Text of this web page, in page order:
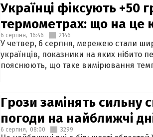
Українці фіксують +50
термометрах: що на це
6 серпня, 16:46 2146
У четвер, 6 серпня, мережею стали
українців, показники на яких нібито
пояснюють, що таке вимірювання
Грози замінять сильну
погоди на найближчі
6 серпня, 08:00 3299